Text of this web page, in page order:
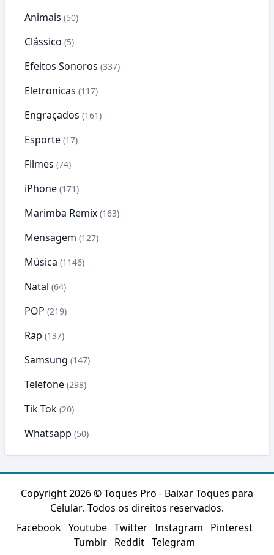
Animais (50)
Clássico (5)
Efeitos Sonoros (337)
Eletronicas (117)
Engraçados (161)
Esporte (17)
Filmes (74)
iPhone (171)
Marimba Remix (163)
Mensagem (127)
Música (1146)
Natal (64)
POP (219)
Rap (137)
Samsung (147)
Telefone (298)
Tik Tok (20)
Whatsapp (50)
Copyright 2026 ©Toques Pro - Baixar Toques para
Celular. Todos os direitos reservados.
Facebook Youtube Twitter Instagram
Pinterest
Tumblr Reddit Telegram